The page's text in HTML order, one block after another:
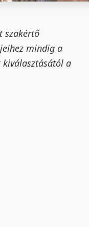
szakértő
mindig a
a